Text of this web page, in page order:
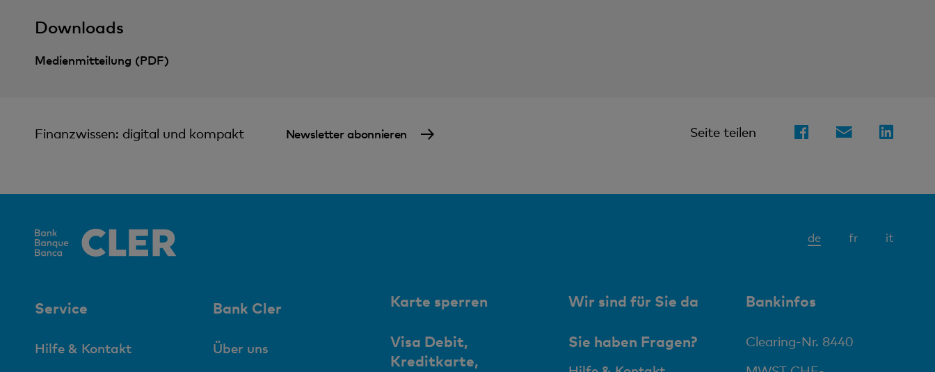
Downloads
Medienmitteilung (PDF)
Finanzwissen: digital und kompakt Newsletter abonnieren Seite teilen
deAktives
fr it
Service
Hilfe & Kontakt
Bank Cler
Über uns
Karte sperren
Visa Debit,
Kreditkarte,
Wir sind für Sie da
Sie haben Fragen?
Bankinfos
Clearing-Nr. 8440